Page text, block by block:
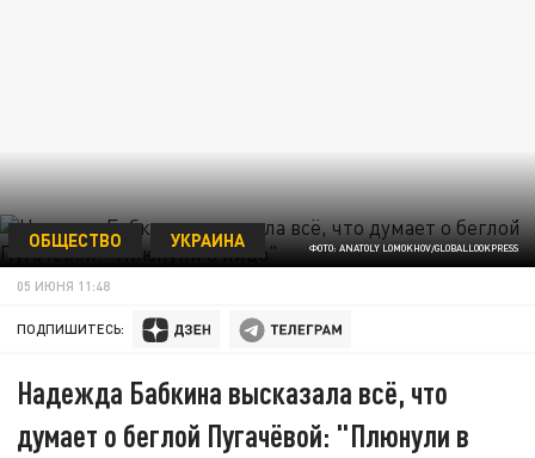
ФОТО: ANATOLY LOMOKHOV/GLOBALLOOKPRESS
ОБЩЕСТВО УКРАИНА
05 ИЮНЯ 11:48
ПОДПИШИТЕСЬ:
Надежда Бабкина высказала всё, что
думает о беглой Пугачёвой: "Плюнули в